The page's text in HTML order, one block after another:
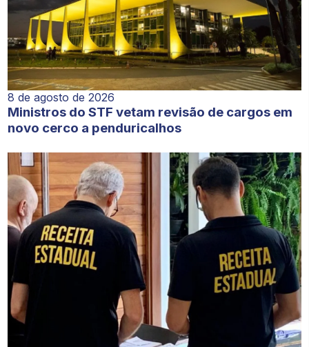
8 de agosto de 2026
Ministros do STF vetam revisão de cargos em
novo cerco a penduricalhos